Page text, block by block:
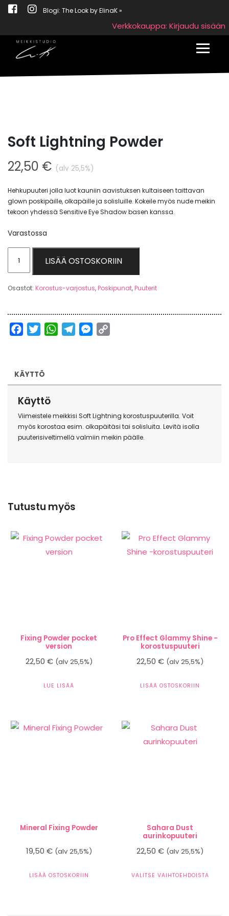
Blogi: The Look by ElinaK »
Verkkokauppa: Kirjaudu sisään
Soft Lightning Powder
22,50 € (alv 25,5%)
Hehkupuuteri jolla luot kauniin aavistuksen kultaiseen taittavan
glown poskipäille, olkapäille ja solisluille. Kokeile myös nude meikin
tekoon yhdessä Sensitive Eye Shadow basen kanssa.
Varastossa
LISÄÄ OSTOSKORIIN
Osastot: Korostus-varjostus,Poskipunat,Puuterit
FacebookTwitterWhatsAppTelegramMessenger
KÄYTTÖ
Käyttö
Viimeistele meikkisi Soft Lightning korostuspuuterilla. Voit
myös korostaa esim. olkapäitäsi tai solisluita. Levitä isolla
puuterisiveltimellä valmiin meikin päälle.
Tutustu myös
Fixing Powder pocket
version
22,50 € (alv 25,5%)
LUE LISÄÄ
Pro Effect Glammy Shine -
korostuspuuteri
22,50€ (alv 25,5%)
LISÄÄ OSTOSKORIIN
Mineral Fixing Powder
19,50 € (alv 25,5%)
LISÄÄ OSTOSKORIIN
Sahara Dust
aurinkopuuteri
22,50€ (alv 25,5%)
VALITSE VAIHTOEHDOISTA